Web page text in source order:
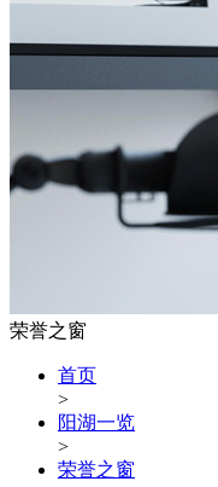
荣誉之窗
首页
>
阳湖一览
>
荣誉之窗